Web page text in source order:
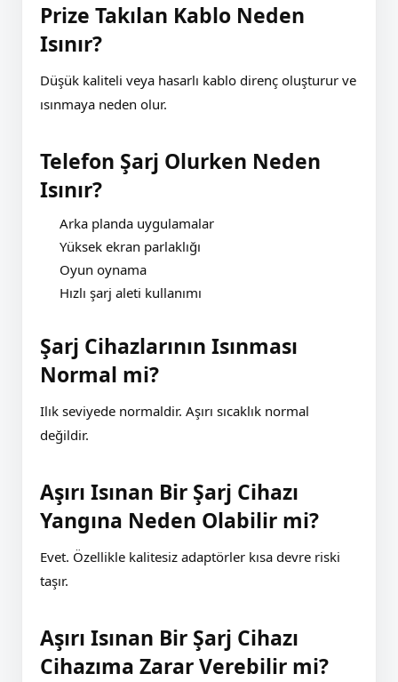
Prize Takılan Kablo Neden
Isınır?
Düşük kaliteli veya hasarlı kablo direnç oluşturur ve
ısınmaya neden olur.
Telefon Şarj Olurken Neden
Isınır?
Arka planda uygulamalar
Yüksek ekran parlaklığı
Oyun oynama
Hızlı şarj aleti kullanımı
Şarj Cihazlarının Isınması
Normal mi?
Ilık seviyede normaldir. Aşırı sıcaklık normal
değildir.
Aşırı Isınan Bir Şarj Cihazı
Yangına Neden Olabilir mi?
Evet. Özellikle kalitesiz adaptörler kısa devre riski
taşır.
Aşırı Isınan Bir Şarj Cihazı
Cihazıma Zarar Verebilir mi?